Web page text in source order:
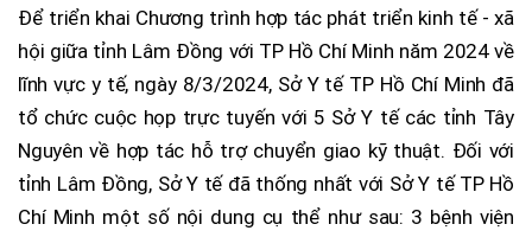
Để triển khai Chương trình hợp tác phát triển kinh tế - xã
hội giữa tỉnh Lâm Đồng với TP Hồ Chí Minh năm 2024 về
lĩnh vực y tế, ngày 8/3/2024, Sở Y tế TP Hồ Chí Minh đã
tổ chức cuộc họp trực tuyến với 5 Sở Y tế các tỉnh Tây
Nguyên về hợp tác hỗ trợ chuyển giao kỹ thuật. Đối với
tỉnh Lâm Đồng, Sở Y tế đã thống nhất với Sở Y tế TP Hồ
Chí Minh một số nội dung cụ thể như sau: 3 bệnh viện